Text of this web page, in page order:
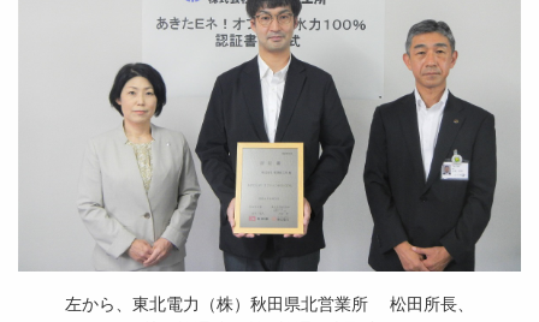
左から、 東北電力（株）秋田県北営業所 松田所長